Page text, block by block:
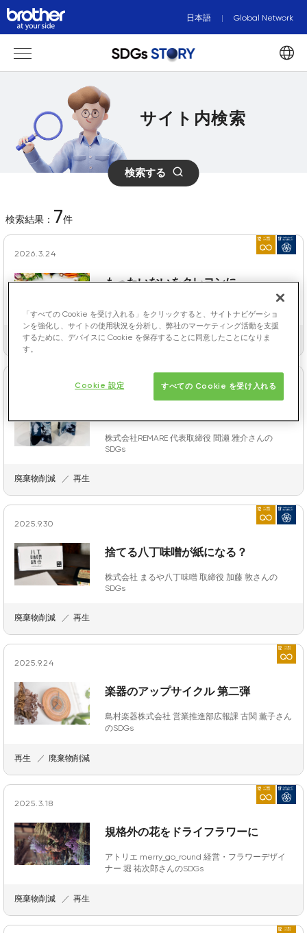
日本語 Global Network
サイト内検索
検索する
検索結果： 7件
2026.3.24
もったいないをクレヨンに
mizuiro株式会社 代表 木村 尚子さんのSDGs
再生
株式会社REMARE 代表取締役 間瀬 雅介さんの
SDGs
廃棄物削減 再生
2025.9.30
捨てる八丁味噌が紙になる？
株式会社 まるや八丁味噌 取締役 加藤 敦さんの
SDGs
廃棄物削減 再生
2025.9.24
楽器のアップサイクル 第二弾
島村楽器株式会社 営業推進部広報課 古関 薫子さん
のSDGs
再生 廃棄物削減
2025.3.18
規格外の花をドライフラワーに
アトリエ merry_go_round 経営・フラワーデザイ
ナー 堀 祐次郎さんのSDGs
廃棄物削減 再生
「すべての Cookie を受け入れる」をクリックすると、サイトナビゲーショ
ンを強化し、サイトの使用状況を分析し、弊社のマーケティング活動を支援
するために、デバイスに Cookie を保存することに同意したことになりま
す。
すべての Cookie を受け入れる
Cookie 設定